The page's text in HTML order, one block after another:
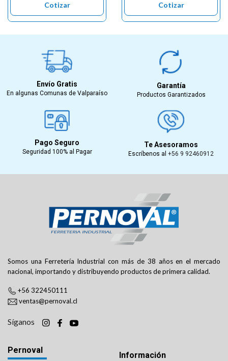
Cotizar Cotizar
Envío Gratis
En algunas Comunas de Valparaíso
Garantía
Productos Garantizados
Pago Seguro
Seguridad 100% al Pagar
Te Asesoramos
Escríbenos al +56 9 92460912
Somos una Ferretería Industrial con más de 38 años en el mercado
nacional, importando y distribuyendo productos de primera calidad.
+56 322450111
ventas@pernoval.cl
Síganos
Pernoval
Información